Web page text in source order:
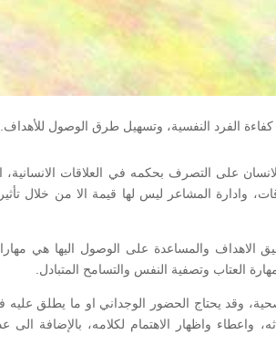
الفرد النفسية، وتسهيل طرق الوصول للأهداف.
هو عالم النفس الأمريكي ادوارد لى ثورندايك، عام 1920، وعرفه بأنه قدرة الانسان على التصرف بحكمه في العلاقات
وادارة المشاعر ليس لها قيمة الا من خلال
الاهداف والمساعدة على الوصول اليها هي
العتاب وتصفية النفس والتسامح المتبادل.
وقد يحتاج الحضور الوجداني او ما يطلق عليه
واظهار الاهتمام لكلامه، بالإضافة الى